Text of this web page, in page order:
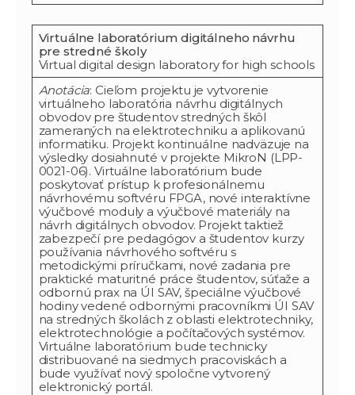
Virtuálne laboratórium digitálneho návrhu
pre stredné školy
Virtual digital design laboratory for high schools
Anotácia: Cieľom projektu je vytvorenie
virtuálneho laboratória návrhu digitálnych
obvodov pre študentov stredných škôl
zameraných na elektrotechniku a aplikovanú
informatiku. Projekt kontinuálne nadväzuje na
výsledky dosiahnuté v projekte MikroN (LPP-
0021-06). Virtuálne laboratórium bude
poskytovať prístup k profesionálnemu
návrhovému softvéru FPGA, nové interaktívne
výučbové moduly a výučbové materiály na
návrh digitálnych obvodov. Projekt taktiež
zabezpečí pre pedagógov a študentov kurzy
používania návrhového softvéru s
metodickými príručkami, nové zadania pre
praktické maturitné práce študentov, súťaže a
odbornú prax na ÚI SAV, špeciálne výučbové
hodiny vedené odbornými pracovníkmi ÚI SAV
na stredných školách z oblasti elektrotechniky,
elektrotechnológie a počítačových systémov.
Virtuálne laboratórium bude technicky
distribuované na siedmych pracoviskách a
bude využívať nový spoločne vytvorený
elektronický portál.